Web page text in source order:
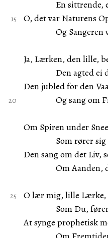
En sittrende, en
O, det var Naturens
Og Sangeren
Ja, Lærken, den lille,
Den agted ei
Den jubled for den
Og sang om
Om Spiren under
Som rører sig
Den sang om det Liv,
Om Aanden,
O lær mig, lille Lærke,
Som Du, førend
At synge prophetisk